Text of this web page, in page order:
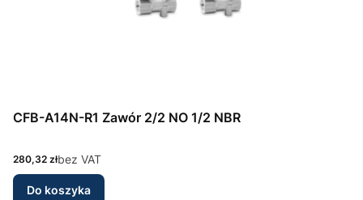
CFB-A14N-R1 Zawór 2/2 NO 1/2 NBR
Cena
280,32 złbez VAT
Do koszyka